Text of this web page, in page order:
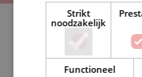
Strikt
noodzakelijk
Functioneel